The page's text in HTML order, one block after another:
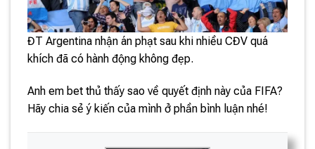
ĐT Argentina nhận án phạt sau khi nhiều CĐV quá
khích đã có hành động không đẹp.
Anh em bet thủ thấy sao về quyết định này của FIFA?
Hãy chia sẻ ý kiến của mình ở phần bình luận nhé!